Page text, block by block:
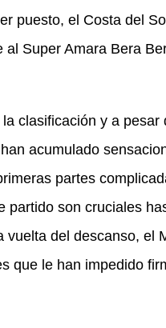
puesto, el Costa del
Super Amara Bera
clasificación y a
acumulado
partes
partido son cruciales
vuelta del descanso, el
que le han impedido